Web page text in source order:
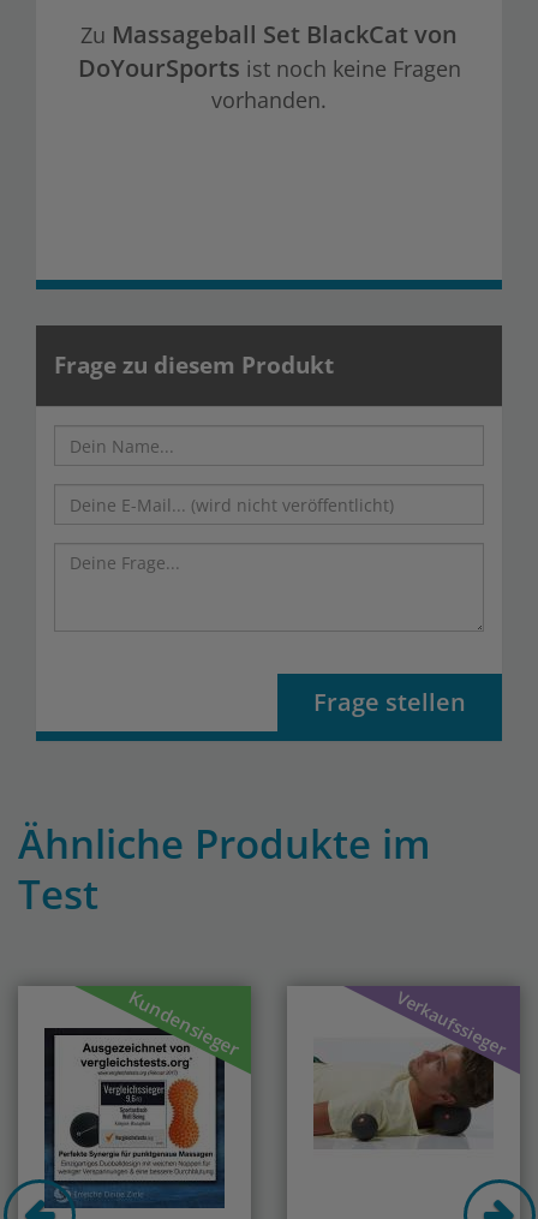
Zu Massageball Set BlackCat von
DoYourSports ist noch keine Fragen
vorhanden.
Frage zu diesem Produkt
Frage stellen
Ähnliche Produkte im
Test
Kundensieger Verkaufssieger
Previous